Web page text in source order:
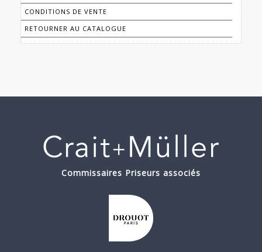
CONDITIONS DE VENTE
RETOURNER AU CATALOGUE
Commissaires Priseurs associés